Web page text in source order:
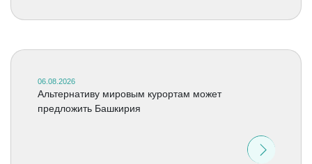
06.08.2026
Альтернативу мировым курортам может
предложить Башкирия